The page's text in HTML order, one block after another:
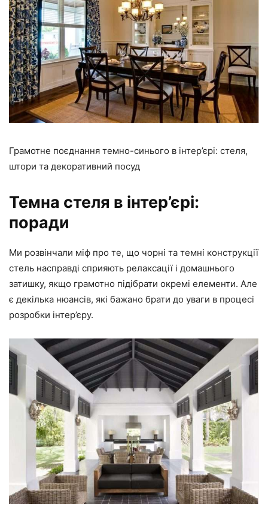
Грамотне поєднання темно-синього в інтер’єрі: стеля,
штори та декоративний посуд
Темна стеля в інтер’єрі:
поради
Ми розвінчали міф про те, що чорні та темні конструкції
стель насправді сприяють релаксації і домашнього
затишку, якщо грамотно підібрати окремі елементи. Але
є декілька нюансів, які бажано брати до уваги в процесі
розробки інтер’єру.